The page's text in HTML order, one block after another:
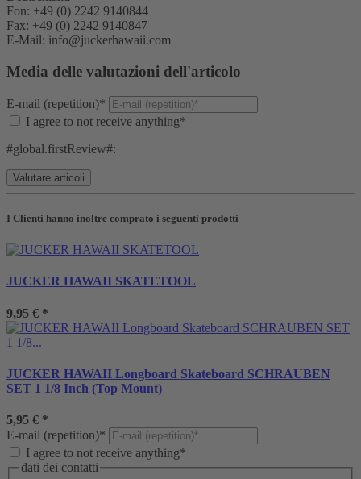
Fon: +49 (0) 2242 9140844
Fax: +49 (0) 2242 9140847
E-Mail: info@juckerhawaii.com
Media delle valutazioni dell'articolo
E-mail (repetition)*
I agree to not receive anything*
#global.firstReview#:
I Clienti hanno inoltre comprato i seguenti prodotti
JUCKER HAWAII SKATETOOL
9,95 € *
JUCKER HAWAII Longboard Skateboard SCHRAUBEN
SET 1 1/8 Inch (Top Mount)
5,95 € *
E-mail (repetition)*
I agree to not receive anything*
dati dei contatti